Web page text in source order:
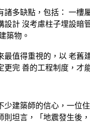
諸多缺點，包括： 一樓
設計 沒考慮柱子埋設暗
築物。
最值得重視的，以 老舊
更完 善的工程制度，才
少建築師的信心，一位
則坦言，「地震發生後